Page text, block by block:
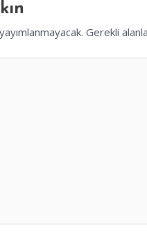
Gerekli